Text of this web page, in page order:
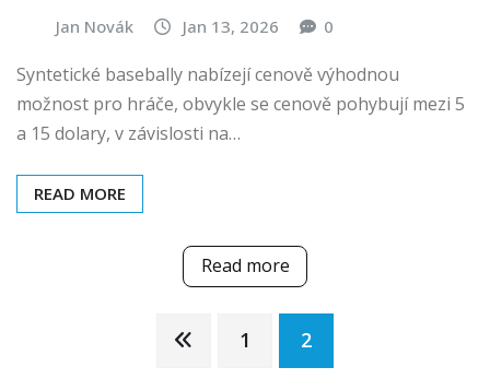
Jan Novák Jan 13, 2026 0
Syntetické basebally nabízejí cenově výhodnou
možnost pro hráče, obvykle se cenově pohybují mezi 5
a 15 dolary, v závislosti na…
READ MORE
Read more
1 2